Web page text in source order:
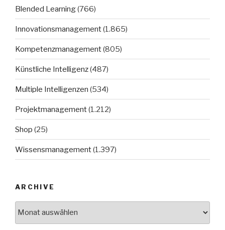
Blended Learning(766)
Innovationsmanagement(1.865)
Kompetenzmanagement(805)
Künstliche Intelligenz(487)
Multiple Intelligenzen (534)
Projektmanagement(1.212)
Shop (25)
Wissensmanagement(1.397)
ARCHIVE